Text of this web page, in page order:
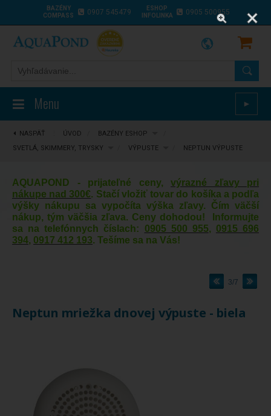
BAZÉNY
COMPASS
0907 545479
ESHOP
INFOLINKA
0905 500955
Menu ►
NASPÄŤ ÚVOD BAZÉNY ESHOP
SVETLÁ, SKIMMERY, TRYSKY
VÝPUSTE NEPTUN VÝPUSTE
AQUAPOND - prijateľné ceny, výrazné zľavy pri
nákupe nad 300€. Stačí vložiť tovar do košíka a podľa
výšky nákupu sa vypočíta výška zľavy. Čím väčší
nákup, tým väčšia zľava. Ceny dohodou! Informujte
sa na telefónnych číslach: 0905 500 955, 0915 696
394, 0917 412 193. Tešíme sa na Vás!
3/7
Neptun mriežka dnovej výpuste - biela